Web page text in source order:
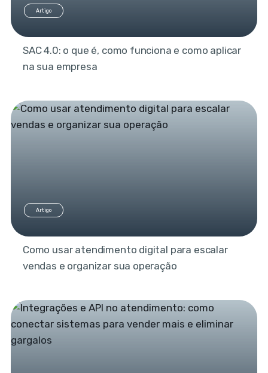
Artigo
SAC 4.0: o que é, como funciona e como aplicar
na sua empresa
Artigo
Como usar atendimento digital para escalar
vendas e organizar sua operação